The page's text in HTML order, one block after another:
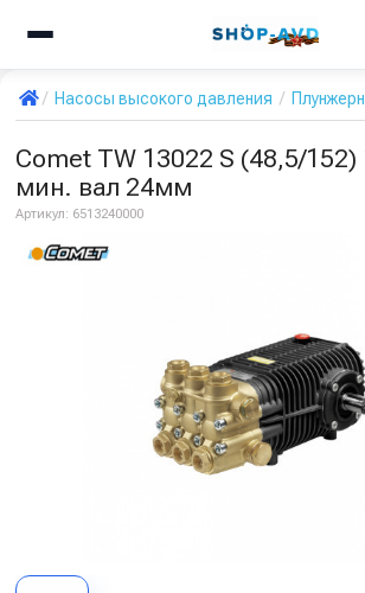
Насосы высокого давления
Comet TW 13022 S (48,5/152)
мин. вал 24мм
Артикул: 6513240000